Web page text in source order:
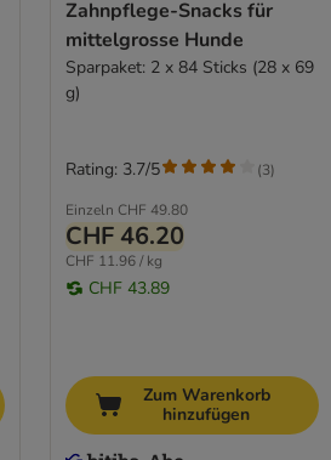
Zahnpflege-Snacks für
mittelgrosse Hunde
Sparpaket: 2 x 84 Sticks (28 x 69
g)
Einzeln CHF 49.80
CHF 46.20
CHF 11.96 / kg
CHF 43.89
Rating: 3.7/5 (3)
Zum Warenkorb
hinzufügen